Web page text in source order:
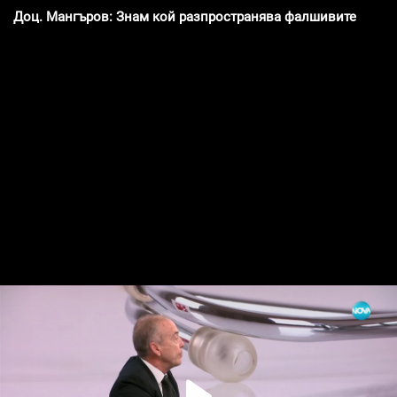
Доц. Мангъров: Знам кой разпространява фалшивите